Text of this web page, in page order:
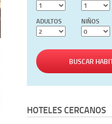
ADULTOS NIÑOS
BUSCAR
HOTELES CERCANOS